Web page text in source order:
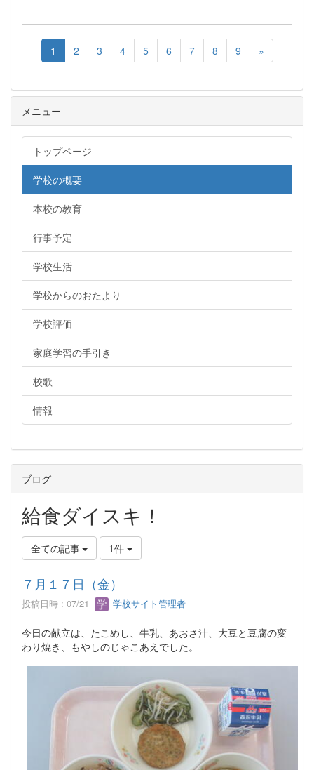
1 2 3 4 5 6 7 8 9 »
メニュー
トップページ
学校の概要
本校の教育
行事予定
学校生活
学校からのおたより
学校評価
家庭学習の手引き
校歌
情報
ブログ
給食ダイスキ！
全ての記事 1件
７月１７日（金）
投稿日時 : 07/21 学校サイト管理者
今日の献立は、たこめし、牛乳、あおさ汁、大豆と豆腐の変
わり焼き、もやしのじゃこあえでした。